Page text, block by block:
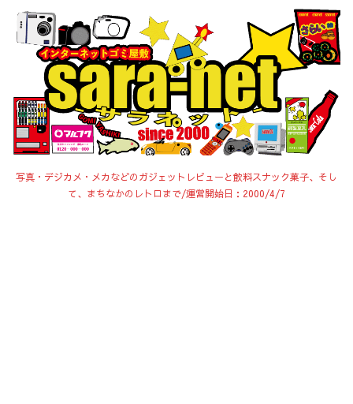
写真・デジカメ・メカなどのガジェットレビューと飲料スナック菓子、そし
て、まちなかのレトロまで/運営開始日：2000/4/7